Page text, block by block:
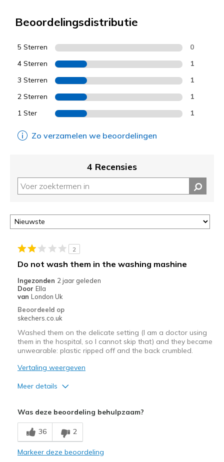
Beoordelingsdistributie
5 Sterren 0
4 Sterren 1
3 Sterren 1
2 Sterren 1
1 Ster 1
Zo verzamelen we beoordelingen
4 Recensies
2
Do not wash them in the washing mashine
Ingezonden 2 jaar geleden
Door Ella
van London Uk
Beoordeeld op
skechers.co.uk
Washed them on the delicate setting (I am a doctor using
them in the hospital, so I cannot skip that) and they became
unwearable: plastic ripped off and the back crumbled.
Vertaling weergeven
Meer details
Sizing
Feels true to size
Was deze beoordeling behulpzaam?
36 2
Markeer deze beoordeling